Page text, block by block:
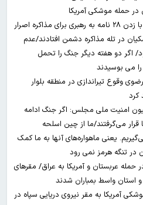
ابوترابی، نماینده مجلس: دولت با زدن ۲۸ نامه به رهبری برای مذاکره اصرار
در تله مذاکره دشمن افتادند/عدم
اگر دو هفته دیگر جنگ را تحمل
می بوسیدند
وقوع تیراندازی در منطقه بلوار
امنیت ملی مجلس: اگر جنگ ادامه
قرار می‌گرفتند/ما از چین اسلحه
یعنی ماهواره‌های آنها به ما کمک
در تنگه هرمز نمی رود
در حمله عربستان و آمریکا به عراق/ مقرهای
و استان واسط بمباران شدند
آمریکا به مقر نیروی دریایی سپاه در